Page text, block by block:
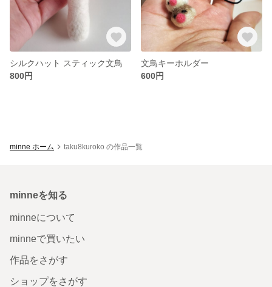
シルクハット スティック文鳥
800円
文鳥キーホルダー
600円
minne ホーム taku8kuroko の作品一覧
minneを知る
minneについて
minneで買いたい
作品をさがす
ショップをさがす